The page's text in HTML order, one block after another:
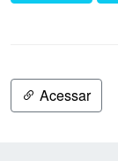
Acessar